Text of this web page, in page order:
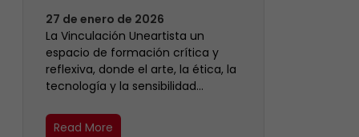
27 de enero de 2026
La Vinculación Uneartista un
espacio de formación crítica y
reflexiva, donde el arte, la ética, la
tecnología y la sensibilidad…
Read More